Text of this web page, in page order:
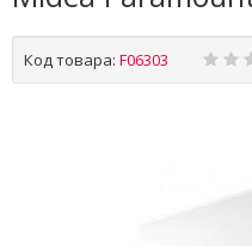
Код товара: F06303